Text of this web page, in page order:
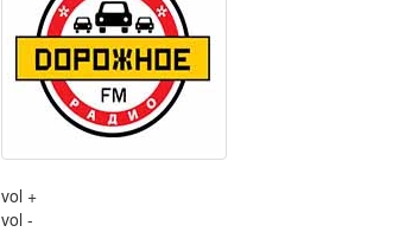
vol +
vol -